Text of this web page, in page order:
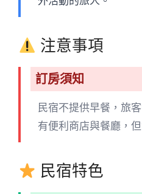
注意事項
訂房須知
民宿不提供早餐，旅
有便利商店與餐廳，
民宿特色